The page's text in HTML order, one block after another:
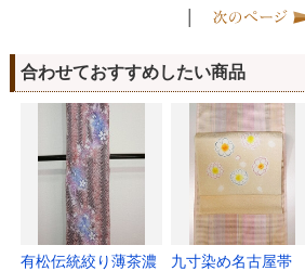
|
合わせておすすめしたい商品
有松伝統絞り薄茶濃
九寸染め名古屋帯